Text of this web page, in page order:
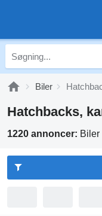
Biler
Hatchbacks,
1220 annoncer: Biler